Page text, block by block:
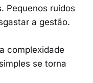
Pequenos ruídos
a gestão.
complexidade
se torna